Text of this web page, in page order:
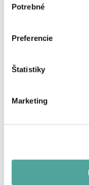
súhlasu
Potrebné
Preferencie
Štatistiky
Marketing